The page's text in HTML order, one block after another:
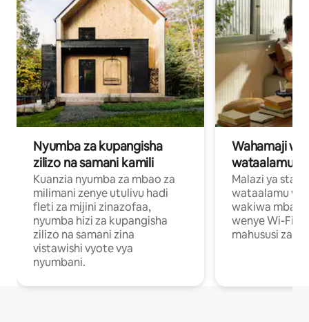
Nyumba za kupangisha
zilizo na samani kamili
Kuanzia nyumba za mbao za
milimani zenye utulivu hadi
fleti za mijini zinazofaa,
nyumba hizi za kupangisha
zilizo na samani zina
vistawishi vyote vya
nyumbani.
Wahamaji
wataalamu
Malazi ya
wataalamu
wakiwa mbali
wenye Wi-Fi
mahususi za